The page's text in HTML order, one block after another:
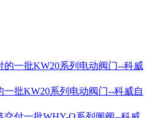
批KW20系列电动阀门--科威自